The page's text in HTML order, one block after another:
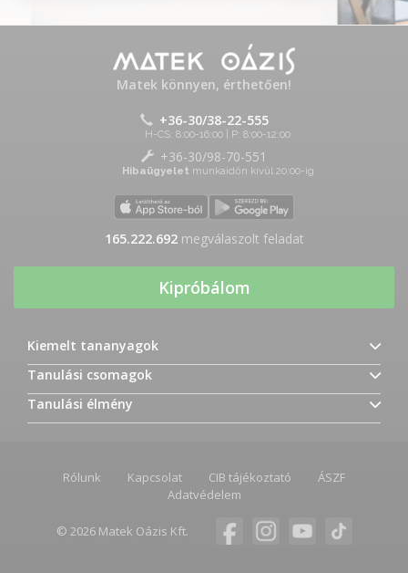
Matek könnyen, érthetően!
+36-30/38-22-555
H-CS: 8:00-16:00 | P: 8:00-12:00
+36-30/98-70-551
Hibaügyelet munkaidőn kívül 20:00-ig
165.222.959megválaszolt feladat
Kipróbálom
Kiemelt tananyagok
Tanulási csomagok
Tanulási élmény
Rólunk Kapcsolat CIB tájékoztató
ÁSZF
Adatvédelem
© 2026 Matek Oázis Kft.